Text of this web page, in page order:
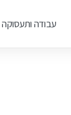
עבודה ותעסוקה